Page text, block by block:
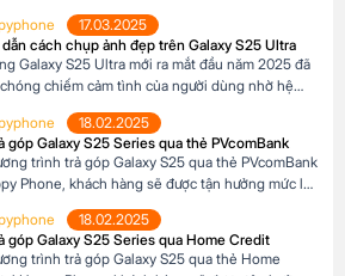
kế siêu mỏng chỉ 4.2mm khi mở ra và camera
sắc nét chưa từng có trên dòng Z Fold, sản phẩm
chỉ là một thiết bị công nghệ […]
17.03.2025
cách chụp ảnh đẹp trên Galaxy S25 Ultra
Galaxy S25 Ultra mới ra mắt đầu năm 2025 đã
chiếm cảm tình của người dùng nhờ hệ
khả năng zoom xa ấn tượng và các tính năng
giúp ghi lại những khoảnh khắc đẹp trong
Sau đây […]
18.02.2025
góp Galaxy S25 Series qua thẻ PVcomBank
trình trả góp Galaxy S25 qua thẻ PVcomBank
Phone, khách hàng sẽ được tận hưởng mức lãi
kỳ hạn trả góp từ 3 đến 12 tháng, phù hợp với
tài chính của mình. Mục […]
18.02.2025
góp Galaxy S25 Series qua Home Credit
trình trả góp Galaxy S25 qua thẻ Home